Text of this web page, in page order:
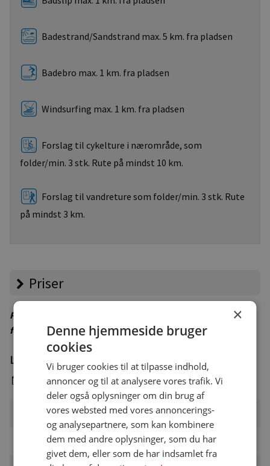
Badestrand/Sandstrand max. 5 km. fra pladsen
Badebro max. 1 km. fra pladsen
Windsurfing max. 1 km. fra pladsen
Forslag til cykelture i nærområde, som
folder/min. 3 stk. Rute på mindst 10 km.
Forslag til vandreture som folder/min. 3 stk. Rute
på mindst 3 km.
Priser
Priser er vejledende – besøg campingpladsens hjemmeside
for korrekte priser
Lavsæson
8. april - 22. juni & 14. august - 24. september
Pladsgebyr DKK
Voksen pr. nat DKK 85
×
Denne hjemmeside bruger
cookies
Vi bruger cookies til at tilpasse indhold,
annoncer og til at analysere vores trafik. Vi
deler også oplysninger om din brug af
vores websted med vores annoncerings-
og analysepartnere, som kan kombinere
dem med andre oplysninger, som du har
givet dem, eller som de har indsamlet fra